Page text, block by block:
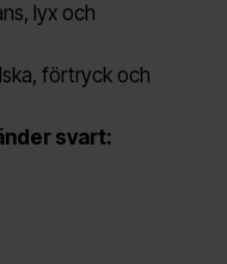
lyx och
förtryck och
svart: